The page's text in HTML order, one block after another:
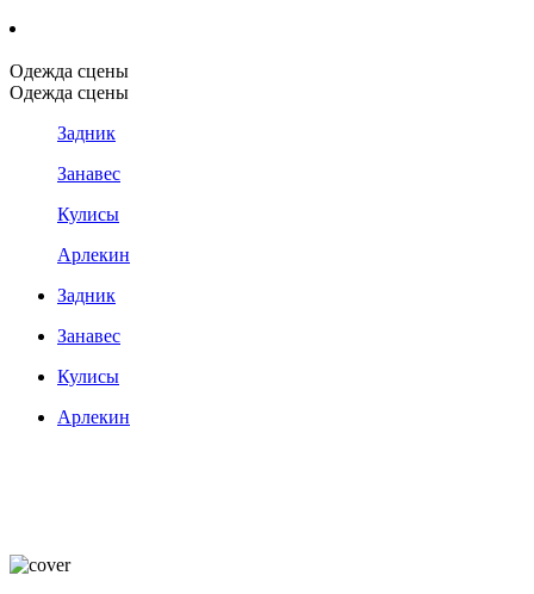
Одежда сцены
Одежда сцены
Задник
Занавес
Кулисы
Арлекин
Задник
Занавес
Кулисы
Арлекин